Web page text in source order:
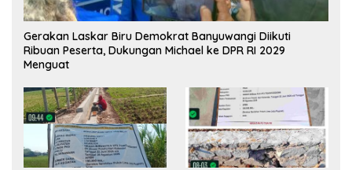
Gerakan Laskar Biru Demokrat Banyuwangi Diikuti
Ribuan Peserta, Dukungan Michael ke DPR RI 2029
Menguat